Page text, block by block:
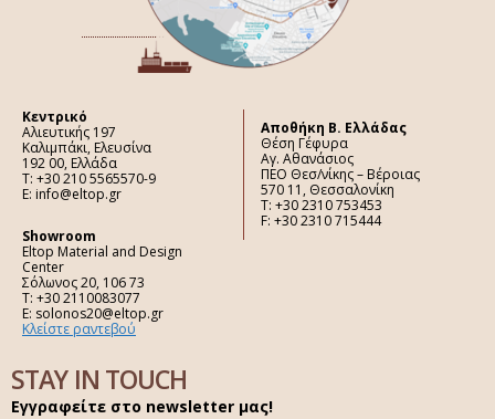
Κεντρικό
Αλιευτικής 197
Καλιμπάκι, Ελευσίνα
192 00, Ελλάδα
Τ: +30 210 5565570-9
E: info@eltop.gr
Showroom
Eltop Material and Design
Center
Σόλωνος 20, 106 73
Τ: +30 2110083077
E: solonos20@eltop.gr
Κλείστε ραντεβού
Aποθήκη Β. Ελλάδας
Θέση Γέφυρα
Αγ. Αθανάσιος
ΠΕΟ Θεσ/νίκης – Βέροιας
570 11, Θεσσαλονίκη
Τ: +30 2310 753453
F: +30 2310 715444
STAY IN TOUCH
Εγγραφείτε στο newsletter μας!